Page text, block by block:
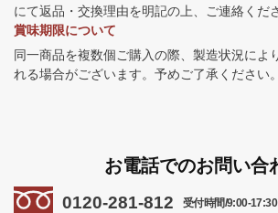
にて返品・交換理由を明記の上、ご連絡くだ
賞味期限について
同一商品を複数個ご購入の際、製造状況によ
れる場合がございます。予めご了承ください。
お電話でのお問い合
0120-281-812 受付時間/9:00-